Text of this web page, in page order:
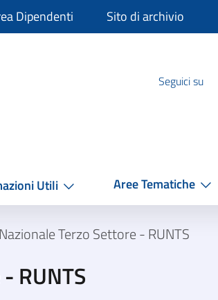
Dipendenti Sito di archivio
Seguici su
Utili Aree Tematiche
Terzo Settore - RUNTS
RUNTS